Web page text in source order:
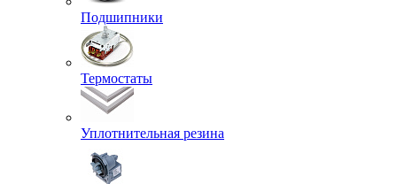
Подшипники
Термостаты
Уплотнительная резина